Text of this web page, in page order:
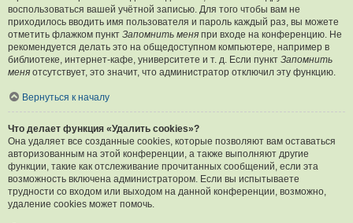
воспользоваться вашей учётной записью. Для того чтобы вам не
приходилось вводить имя пользователя и пароль каждый раз, вы можете
отметить флажком пункт Запомнить меня при входе на конференцию. Не
рекомендуется делать это на общедоступном компьютере, например в
библиотеке, интернет-кафе, университете и т. д. Если пункт Запомнить
меня отсутствует, это значит, что администратор отключил эту функцию.
Вернуться к началу
Что делает функция «Удалить cookies»?
Она удаляет все созданные cookies, которые позволяют вам оставаться
авторизованным на этой конференции, а также выполняют другие
функции, такие как отслеживание прочитанных сообщений, если эта
возможность включена администратором. Если вы испытываете
трудности со входом или выходом на данной конференции, возможно,
удаление cookies может помочь.